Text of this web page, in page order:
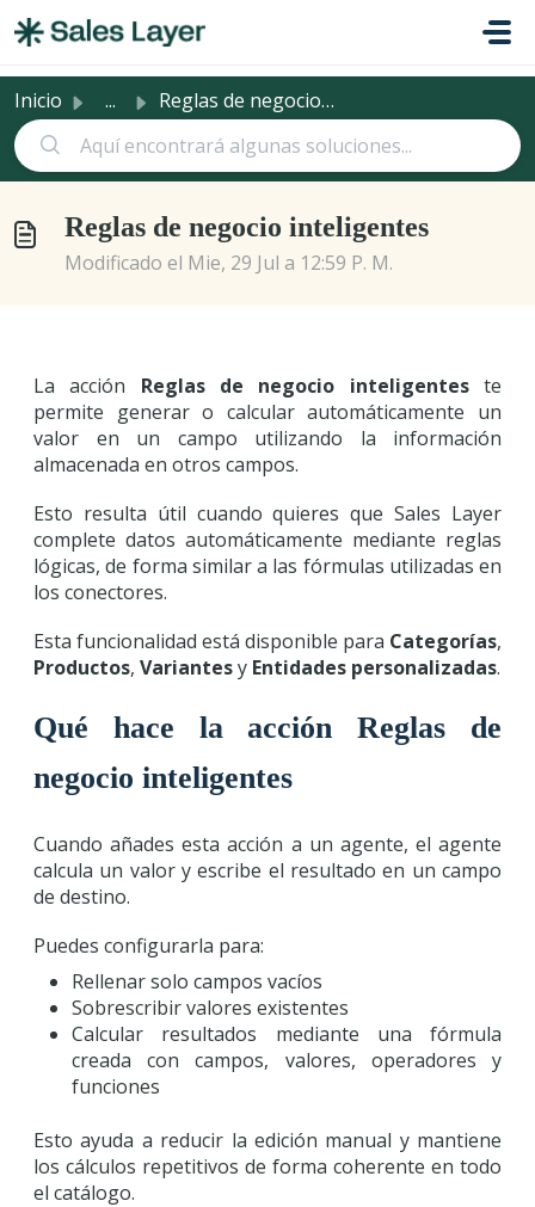
Inicio ... Reglas de negocio inteligentes
Reglas de negocio inteligentes
Modificado el Mie, 29 Jul a 12:59 P. M.
La acción Reglas de negocio inteligenteste
permite generar o calcular automáticamente un
valor en un campo utilizando la información
almacenada en otros campos.
Esto resulta útil cuando quieres que Sales Layer
complete datos automáticamente mediante reglas
lógicas, de forma similar a las fórmulas utilizadas en
los conectores.
Esta funcionalidad está disponible para Categorías,
Productos, Variantesy Entidades personalizadas.
Qué hace la acción Reglas de
negocio inteligentes
Cuando añades esta acción a un agente, el agente
calcula un valor y escribe el resultado en un campo
de destino.
Puedes configurarla para:
Rellenar solo campos vacíos
Sobrescribir valores existentes
Calcular resultados mediante una fórmula
creada con campos, valores, operadores y
funciones
Esto ayuda a reducir la edición manual y mantiene
los cálculos repetitivos de forma coherente en todo
el catálogo.